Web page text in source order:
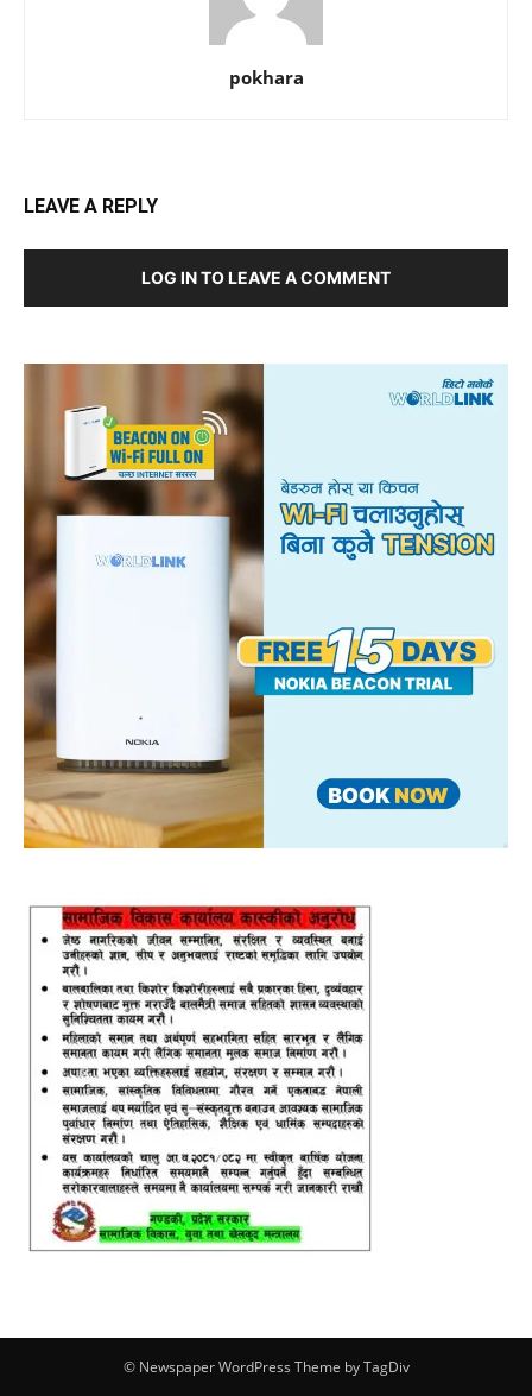
pokhara
LEAVE A REPLY
LOG IN TO LEAVE A COMMENT
© Newspaper WordPress Theme by TagDiv